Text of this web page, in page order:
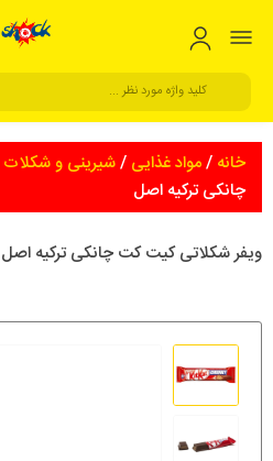
خانه /مواد غذایی /شیرینی و شکلات
چانکی ترکیه اصل
ویفر شکلاتی کیت کت چانکی ترکیه اصل